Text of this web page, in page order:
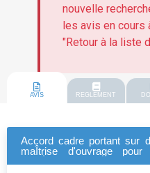
nouvelle
les avis en cours
"Retour à la liste
AVIS REGLEMENT
Accord cadre portant sur
maÎtrise d'ouvrage